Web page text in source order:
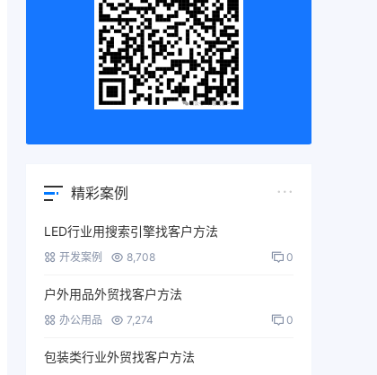
精彩案例
LED行业用搜索引擎找客户方法
开发案例 8,708 0
户外用品外贸找客户方法
办公用品 7,274 0
包装类行业外贸找客户方法